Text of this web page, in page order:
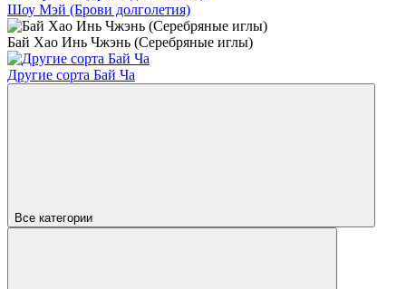
Шоу Мэй (Брови долголетия)
Бай Хао Инь Чжэнь (Серебряные иглы)
Другие сорта Бай Ча
Все категории